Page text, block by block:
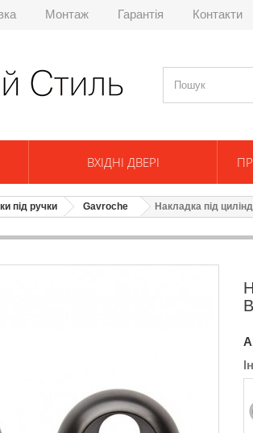
Монтаж Гарантія Контакти
ВХІДНІ ДВЕРІ
під ручки Gavroche Накладка під